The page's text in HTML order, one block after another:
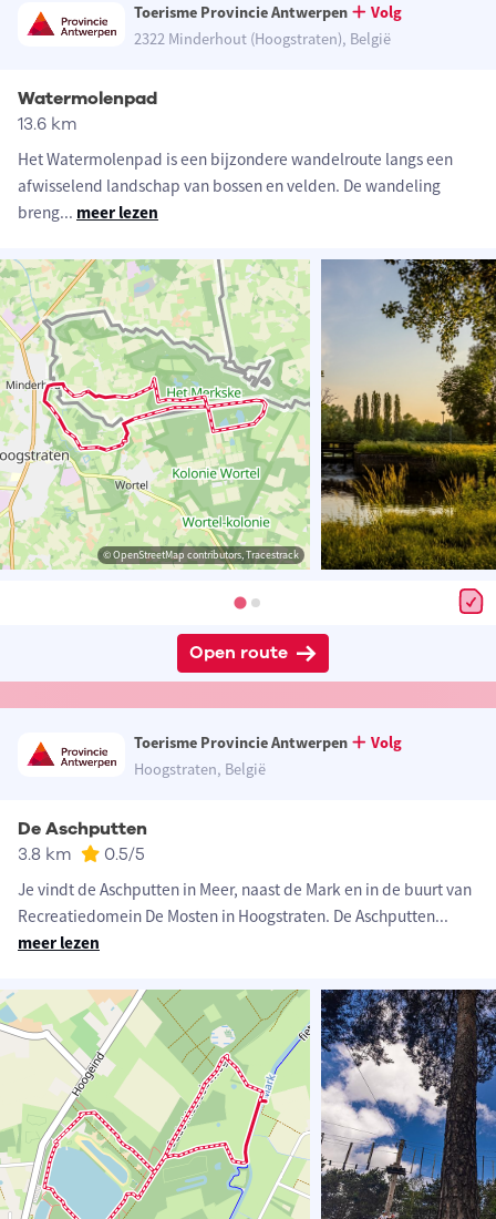
Toerisme Provincie Antwerpen
Volg
2322 Minderhout (Hoogstraten), België
Watermolenpad
13.6 km
Het Watermolenpad is een bijzondere wandelroute langs een
afwisselend landschap van bossen en velden. De wandeling
breng... meer lezen
© OpenStreetMap contributors, Tracestrack
Open route
Toerisme Provincie Antwerpen
Volg
Hoogstraten, België
De Aschputten
3.8 km 0.5/5
Je vindt de Aschputten in Meer, naast de Mark en in de buurt van
Recreatiedomein De Mosten in Hoogstraten. De Aschputten...
meer lezen